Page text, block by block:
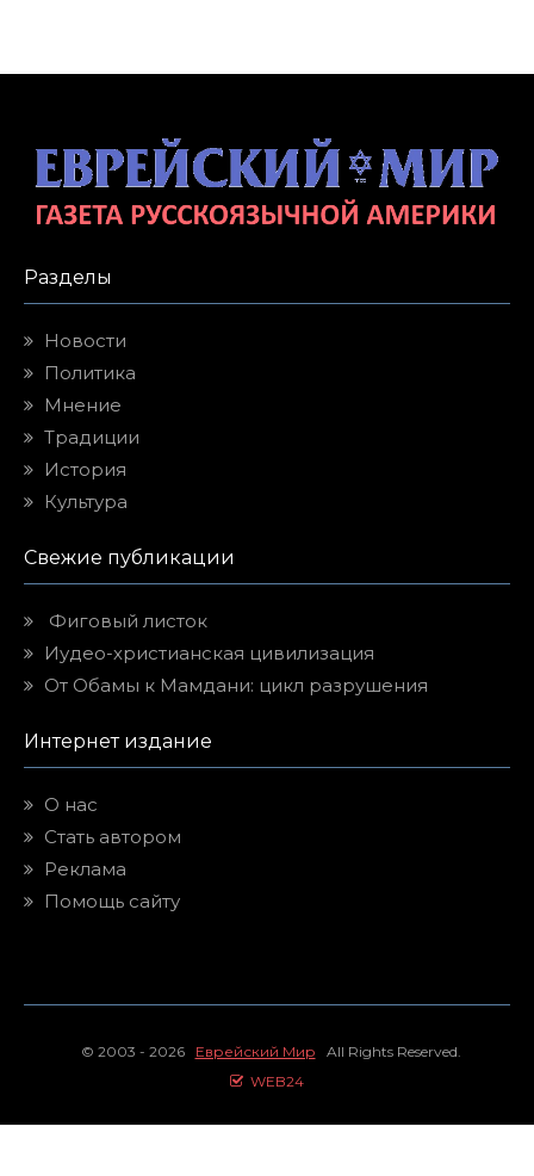
Разделы
Новости
Политика
Мнение
Традиции
История
Культура
Свежие публикации
Фиговый листок
Иудео-христианская цивилизация
От Обамы к Мамдани: цикл разрушения
Интернет издание
О нас
Стать автором
Реклама
Помощь сайту
© 2003 - 2026 Еврейский Мир All Rights Reserved.
WEB24